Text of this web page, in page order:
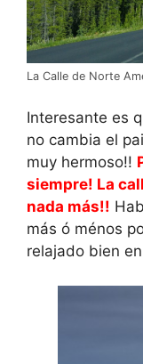
La Calle de Norte
Interesante es
no cambia el
muy hermoso!!
siempre! La
nada más!!
más ó ménos
relajado bien